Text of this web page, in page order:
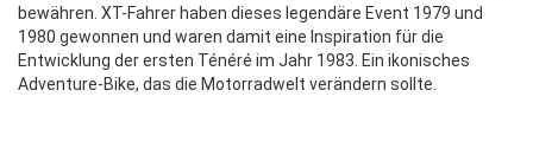
bewähren. XT-Fahrer haben dieses legendäre Event 1979 und
1980 gewonnen und waren damit eine Inspiration für die
Entwicklung der ersten Ténéré im Jahr 1983. Ein ikonisches
Adventure-Bike, das die Motorradwelt verändern sollte.